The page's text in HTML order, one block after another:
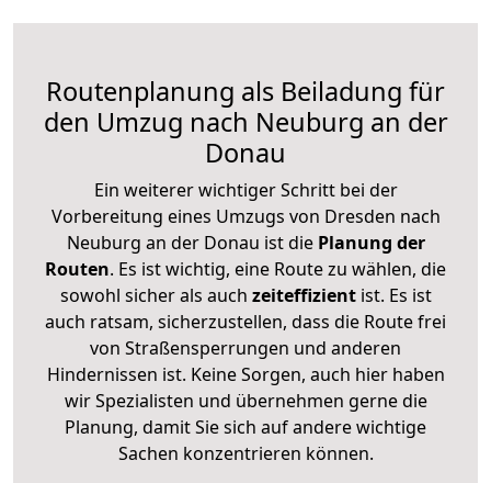
Routenplanung als Beiladung für
den Umzug nach Neuburg an der
Donau
Ein weiterer wichtiger Schritt bei der
Vorbereitung eines Umzugs von Dresden nach
Neuburg an der Donau ist diePlanung der
Routen. Es ist wichtig, eine Route zu wählen, die
sowohl sicher als auch zeiteffizientist. Es ist
auch ratsam, sicherzustellen, dass die Route frei
von Straßensperrungen und anderen
Hindernissen ist. Keine Sorgen, auch hier haben
wir Spezialisten und übernehmen gerne die
Planung, damit Sie sich auf andere wichtige
Sachen konzentrieren können.